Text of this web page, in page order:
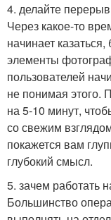
4. делайте
Через какое-то
начинает
элементы
пользователей
не понимая этого.
на 5-10 минут,
со свежим
покажется вам
глубокий смысл.
5. зачем работать
Большинство